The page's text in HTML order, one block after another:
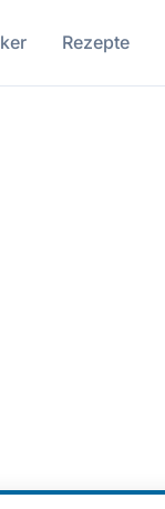
Rezepte